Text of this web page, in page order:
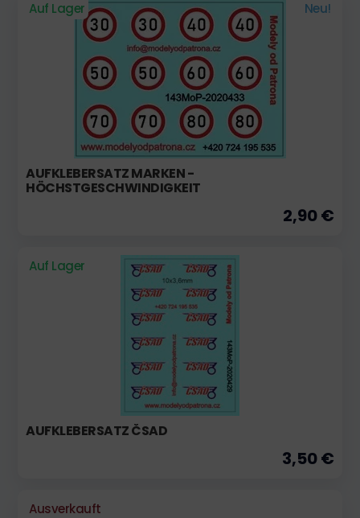
Auf Lager Neu!
AUFKLEBERSATZ MARKEN -
HÖCHSTGESCHWINDIGKEIT
2,90 €
Auf Lager
AUFKLEBERSATZ ČSAD
3,50 €
Ausverkauft